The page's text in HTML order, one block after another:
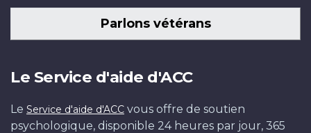
Parlons vétérans
Le Service d'aide d'ACC
Le Service d'aide d'ACC vous offre de soutien
psychologique, disponible 24 heures par jour, 365